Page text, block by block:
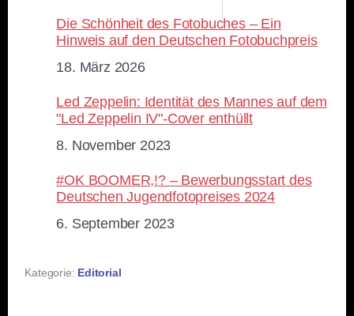
Die Schönheit des Fotobuches – Ein
Hinweis auf den Deutschen Fotobuchpreis
Datum
18. März 2026
Led Zeppelin: Identität des Mannes auf dem
"Led Zeppelin IV"-Cover enthüllt
Datum
8. November 2023
#OK BOOMER,!? – Bewerbungsstart des
Deutschen Jugendfotopreises 2024
Datum
6. September 2023
Kategorie: Editorial